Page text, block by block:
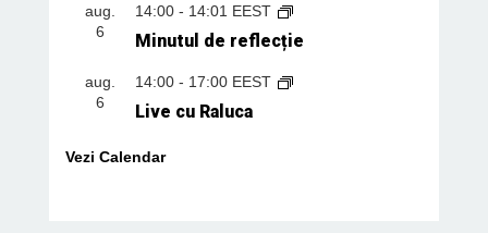
aug.
6
14:00- 14:01 EEST
Minutul de reflecție
aug.
6
14:00- 17:00 EEST
Live cu Raluca
Vezi Calendar